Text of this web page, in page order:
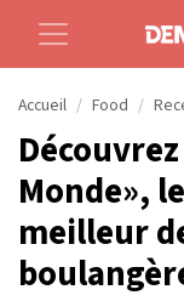
Accueil Food
Monde»,
meilleur